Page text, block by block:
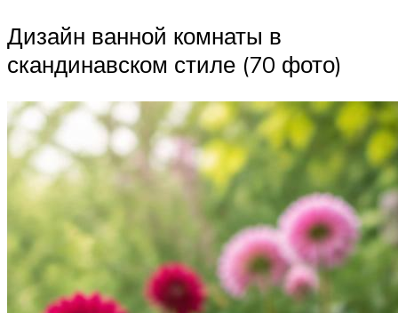
Дизайн ванной комнаты в
скандинавском стиле (70 фото)